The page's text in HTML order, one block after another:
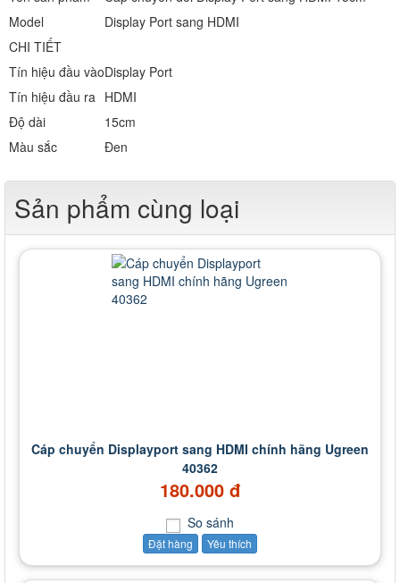
Model
Display Port sang HDMI
CHI TIẾT
Tín hiệu đầu vàoDisplay Port
Tín hiệu đầu ra HDMI
Độ dài
15cm
Màu sắc
Đen
Sản phẩm cùng loại
Cáp chuyển Displayport sang HDMI chính hãng Ugreen
40362
180.000 đ
So sánh
Đặt hàng Yêu thích